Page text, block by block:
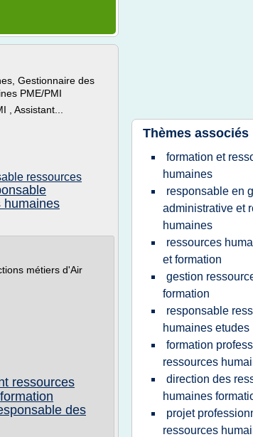
Gestionnaire des
PME/PMI
, Assistant...
ressources
humaines
métiers d'Air
ressources
formation
des
Thèmes associés
formation et
humaines
responsable en
administrative et
humaines
ressources
et formation
gestion
formation
responsable
humaines etudes
formation
ressources
direction des
humaines
projet
ressources